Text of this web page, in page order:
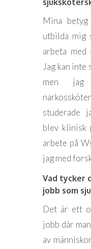
Mina
utbilda mig
arbeta med
Jag kan inte
men
studerade
blev klinisk
arbete på
jag med
Vad tycker
jobb som
Det är ett
jobb där
av